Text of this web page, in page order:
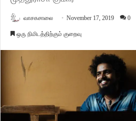
வாசகசாலை November 17, 2019 0
ஒரு நிமிடத்திற்கும் குறைவு